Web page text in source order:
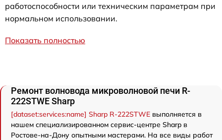
работоспособности или техническим параметрам при
нормальном использовании.
Показать полностью
Ремонт волновода микроволновой печи R-
222STWE Sharp
[dataset:services:name] Sharp R-222STWE выполняется в
нашем специализированном сервис-центре Sharp в
Ростове-на-Дону опытными мастерами. На все виды работ